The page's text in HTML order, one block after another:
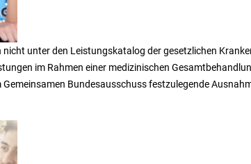
unter den Leistungskatalog der gesetzlichen
im Rahmen einer medizinischen
Bundesausschuss festzulegende